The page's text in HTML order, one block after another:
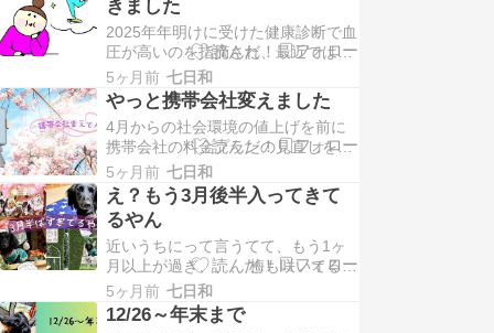
幼馴染のママさんが昨年子供が福岡
に研修に行ってる時にご夫 […]
きました
2025年年明けに受けた健康診断で血
圧が高いのを指摘され、最近では階
段の上り下りに息が切れたり、年齢
を感じるように、、、、ニコルがい
なくなってからお散歩に行く距離が
減り、生活リズムも乱れ気がつけば
この3年間で10キロ増量 […]
5ヶ月前 七日和
やっと携帯会社変えました
4月からの社会環境の値上げを前に
携帯会社の料金プランの見直しをし
始めたnana家 今まではauで20数年
使用してきた父ちゃんが自営業で仕
事をしていると仕事上メールでのや
り取りや色んな事でなかなか格安
SIMとか考えられず混 […]
5ヶ月前 七日和
え？もう3月後半入ってきて
るやん
近いうちにって言うてて、もう1ヶ
月以上が過ぎ、、、 梅も咲いてる
し、なんなら桜も咲いてきてますよ
あーた！！ えーっとアスランはすこ
ぶる順調です こんな更新が開いてし
5ヶ月前 七日和
12/26～年末まで